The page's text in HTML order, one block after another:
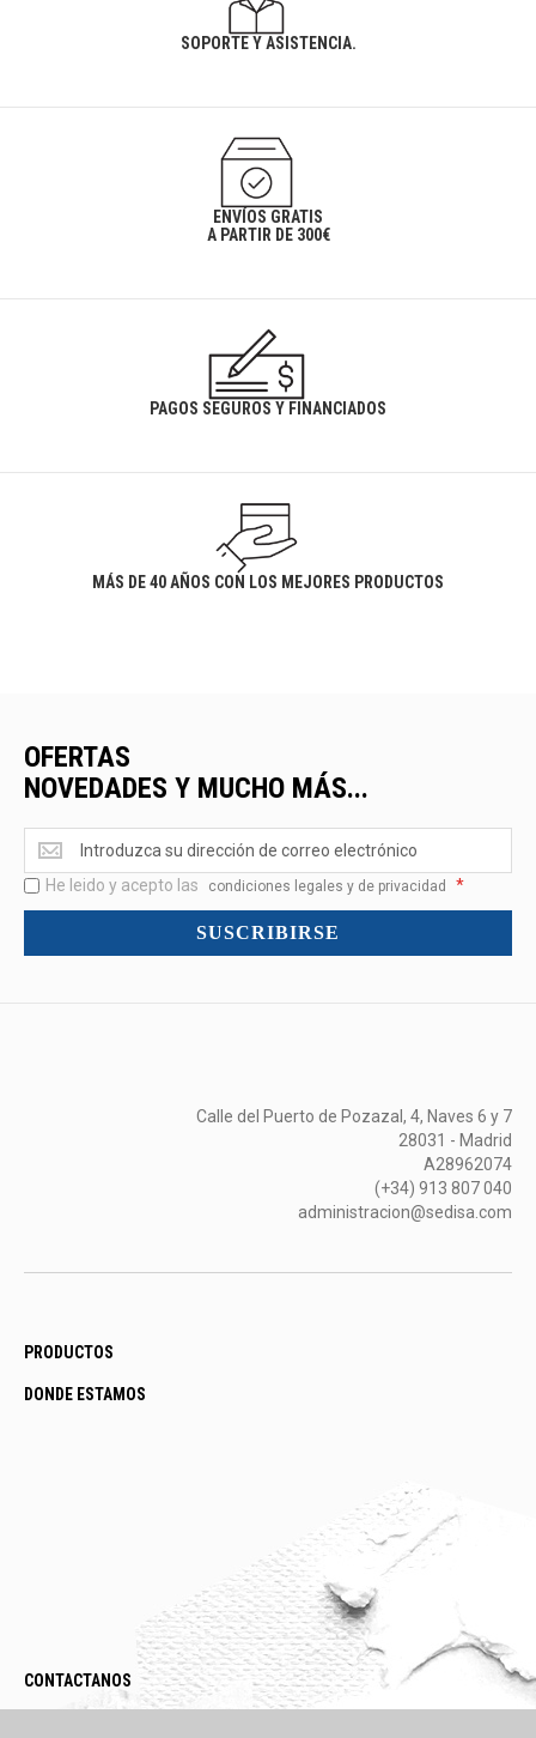
SOPORTE Y ASISTENCIA.
ENVÍOS GRATIS
A PARTIR DE 300€
PAGOS SEGUROS Y FINANCIADOS
MÁS DE 40 AÑOS CON LOS MEJORES PRODUCTOS
OFERTAS
NOVEDADES Y MUCHO MÁS...
Ofertas
<br>Novedades
y
mucho
He leido y acepto las condiciones legales y de privacidad *
SUSCRIBIRSE
Calle del Puerto de Pozazal, 4, Naves 6 y 7
28031 - Madrid
A28962074
(+34) 913 807 040
administracion@sedisa.com
PRODUCTOS
DONDE ESTAMOS
CONTACTANOS